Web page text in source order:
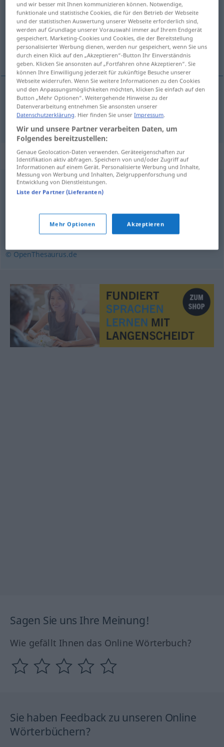
Übersicht aller Übersetzungen
(Für mehr Details die Übersetzung anklicken/antippen)
wyszukany
wyszukany gewählt
Synonyme für "gewählt"
gesucht,stilvoll,gehoben (Hauptform)
handverlesen,erlesen,ausgesucht,ausgewählt
ausersehen
auserlesen
© OpenThesaurus.de
Sagen Sie uns Ihre Meinung!
Wie gefällt Ihnen das Online Wörterbuch?
Sie haben Feedback zu unseren Online
Wörterbüchern?
und wir besser mit Ihnen kommunizieren können. Notwendige,
funktionale und statistische Cookies, die für den Betrieb der Webseite
und der statistischen Auswertung unserer Webseite erforderlich sind,
werden auf Grundlage unserer Vorauswahl immer auf Ihrem Endgerät
gespeichert. Marketing-Cookies und Cookies, die der Bereitstellung
personalisierter Werbung dienen, werden nur gespeichert, wenn Sie uns
durch einen Klick auf den „Akzeptieren“-Button Ihr Einverständnis
geben. Klicken Sie ansonsten auf „Fortfahren ohne Akzeptieren“. Sie
können Ihre Einwilligung jederzeit für zukünftige Besuche unserer
Webseite widerrufen. Wenn Sie weitere Informationen zu den Cookies
und den Anpassungsmöglichkeiten möchten, klicken Sie einfach auf den
Button „Mehr Optionen“. Weitergehende Hinweise zu der
Datenverarbeitung entnehmen Sie ansonsten unserer
Datenschutzerklärung. Hier finden Sie unserImpressum.
Wir und unsere Partner verarbeiten Daten, um
Folgendes bereitzustellen:
Genaue Geolocation-Daten verwenden. Geräteeigenschaften zur
Identifikation aktiv abfragen. Speichern von und/oder Zugriff auf
Informationen auf einem Gerät. Personalisierte Werbung und Inhalte,
Messung von Werbung und Inhalten, Zielgruppenforschung und
Entwicklung von Dienstleistungen.
Liste der Partner (Lieferanten)
Mehr Optionen Akzeptieren